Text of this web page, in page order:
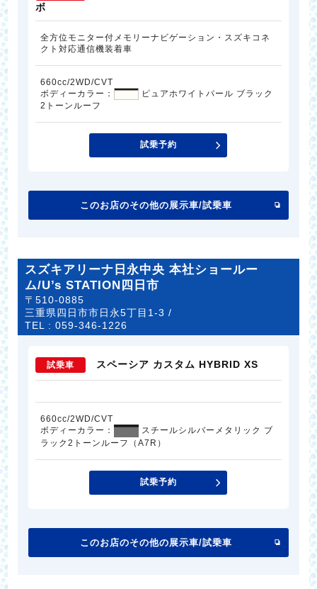
ボ
全方位モニター付メモリーナビゲーション・スズキコネ
クト対応通信機装着車
660cc/2WD/CVT
ボディーカラー：
ピュアホワイトパール ブラック
2トーンルーフ
試乗予約
このお店のその他の展示車/試乗車
スズキアリーナ日永中央 本社ショールー
ム/U’s STATION四日市
〒510-0885
三重県四日市市日永5丁目1-3 /
TEL :059-346-1226
試乗車 スペーシア カスタム HYBRID XS
660cc/2WD/CVT
ボディーカラー：
スチールシルバーメタリック ブ
ラック2トーンルーフ（A7R）
試乗予約
このお店のその他の展示車/試乗車